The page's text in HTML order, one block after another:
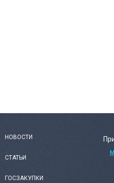
НОВОСТИ
СТАТЬИ
ГОСЗАКУПКИ